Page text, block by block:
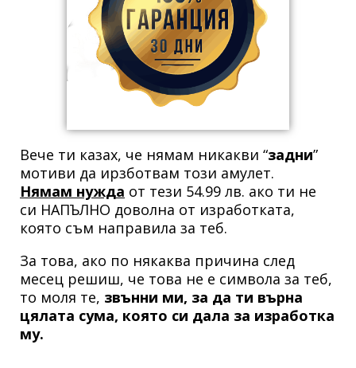
Вече ти казах, че нямам никакви “задни”
мотиви да ирзботвам този амулет.
Нямам нужда от тези 54.99 лв. ако ти не
си НАПЪЛНО доволна от изработката,
която съм направила за теб.
За това, ако по някаква причина след
месец решиш, че това не е символа за теб,
то моля те, звънни ми, за да ти върна
цялата сума, която си дала за изработка
му.